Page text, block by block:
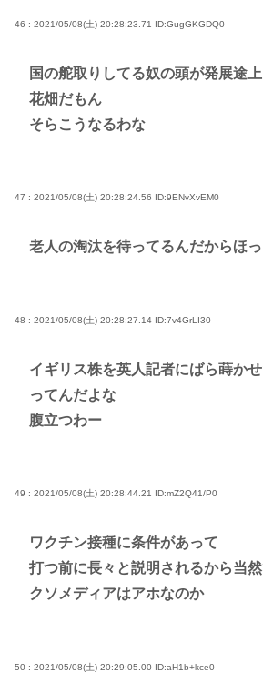
46 : 2021/05/08(土) 20:28:23.71 ID:GugGKGDQ0
国の舵取りしてる奴の頭が発展途
花畑だもん
そらこうなるわな
47 : 2021/05/08(土) 20:28:24.56 ID:9ENvXvEM0
老人の淘汰を待ってるんだからほっ
48 : 2021/05/08(土) 20:28:27.14 ID:7v4GrLI30
イギリス株を英人記者にばら蒔か
ってんだよな
腹立つわー
49 : 2021/05/08(土) 20:28:44.21 ID:mZ2Q41/P0
ワクチン接種に条件があって
打つ前に長々と説明されるから当
クソメディアはアホなのか
50 : 2021/05/08(土) 20:29:05.00 ID:aH1b+kce0